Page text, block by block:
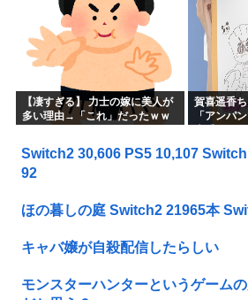
【凄すぎる】 力士の嫁に美人が
多い理由→「これ」だったｗｗ
賀喜遥香
「アンパ
Switch2 30,606 PS5 10,107
92
ほの暮しの庭 Switch2 21965本
キャバ嬢が自殺配信したらしい
モンスターハンターというゲーム